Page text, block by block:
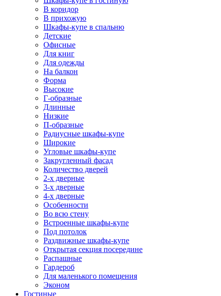
В коридор
В прихожую
Шкафы-купе в спальню
Детские
Офисные
Для книг
Для одежды
На балкон
Форма
Высокие
Г-образные
Длинные
Низкие
П-образные
Радиусные шкафы-купе
Широкие
Угловые шкафы-купе
Закругленный фасад
Количество дверей
2-х дверные
3-х дверные
4-х дверные
Особенности
Во всю стену
Встроенные шкафы-купе
Под потолок
Раздвижные шкафы-купе
Открытая секция посередине
Распашные
Гардероб
Для маленького помещения
Эконом
Гостиные